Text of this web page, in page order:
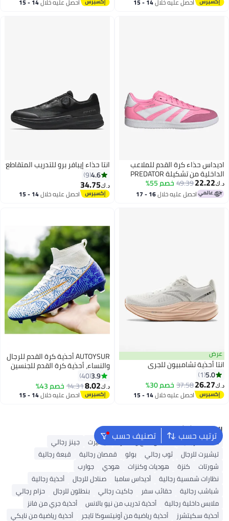
مقاومة للصدمات، أحذية العشب
احصل عليه خلال 14 - 15 شبكي يسمح بالتهوية مع فتحات
المشي الترفيهي، القيادة، أبيض
احصل عليه خلال 14 - 15
اديداس حذاء كرة القدم للملاعب
الداخلية من تشكيلة PREDATOR
FREESTYLE إصدار بيكهام
د.ك‏22.22
49.39خصم 55%
احصل عليه خلال 16 - 17
انتا حذاء إيبافر برو للتدريب المتقاطع
4.6
9
د.ك‏34.75
احصل عليه خلال 14 - 15
عرض
انتا أحذية تشامبيون للجري
5.0
1
د.ك‏26.27
37.58خصم 30%
احصل عليه خلال 14 - 15
4
AUTOYSUR أحذية كرة القدم للرجال
والنساء، أحذية كرة القدم للجنسين
والكبار، أحذية رياضية للتدريب عالية
الكاحل غير قابلة للانزلاق، أحذية كرة
القدم الرياضية للطلاب الشباب
3.9
40
د.ك‏8.02
14.31خصم 43%
احصل عليه خلال 14 - 15
ترتيب حسب تصنيف حسب البحث الشائع
محفظة رجالية ملابس الحج والعمرة تيشيرت
جينز رجالي
تيشيرت للرجال
ثوب رجالي بولو قمصان رجالية
قبعة رجالية
شورتات
كنزة هوديات وكنزات هودي
جوارب
نظارات شمسية رجالية
أديداس سامبا صنادل للرجال
أحذية رجالية
شباشب رجالية
حقائب سفر جاكيت رجالي بنطلون للرجال
حزام رجالي
ملابس داخلية رجالية
أحذية تدريب من نيو بالانس
أحذية جري من فانز
أحذية سكيتشرز
أحذية رياضية من أونيتسوكا تايجر
أحذية رياضية من نايكي